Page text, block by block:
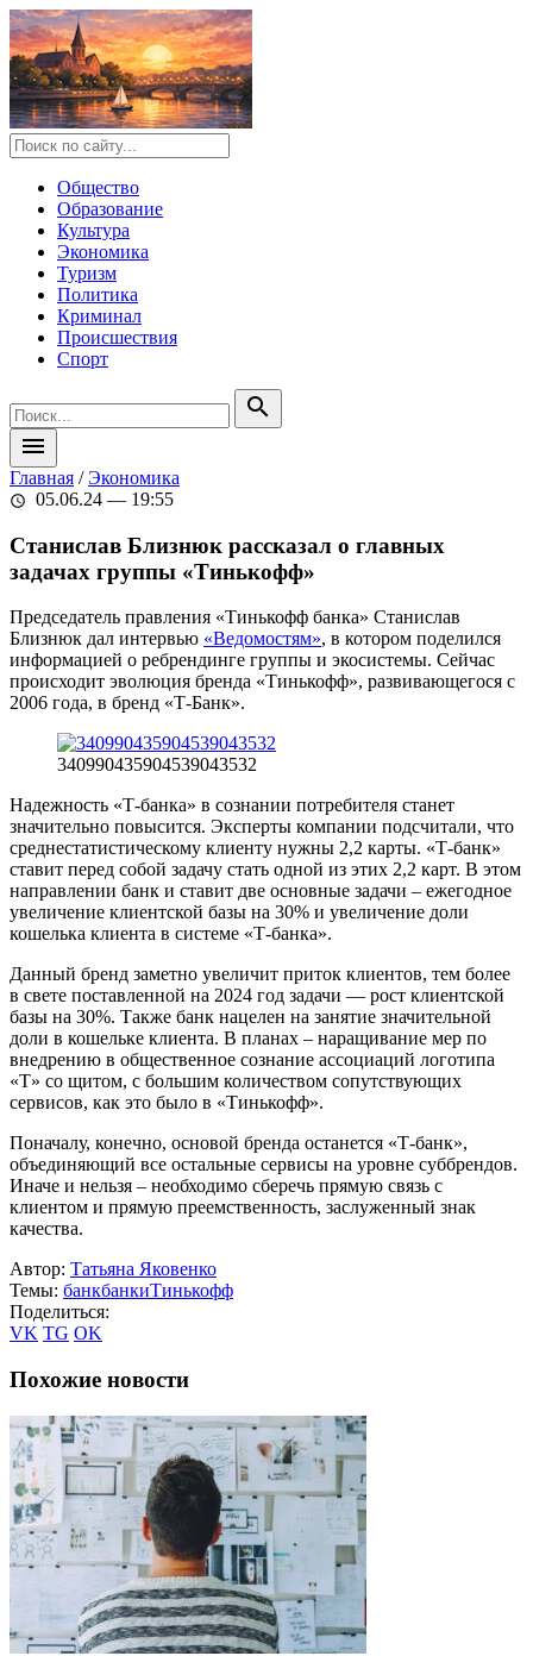
Общество
Образование
Культура
Экономика
Туризм
Политика
Криминал
Происшествия
Спорт
search
menu
Главная /Экономика
schedule 05.06.24 — 19:55
Станислав Близнюк рассказал о главных
задачах группы «Тинькофф»
Председатель правления «Тинькофф банка» Станислав
Близнюк дал интервью «Ведомостям», в котором поделился
информацией о ребрендинге группы и экосистемы. Сейчас
происходит эволюция бренда «Тинькофф», развивающегося с
2006 года, в бренд «Т-Банк».
340990435904539043532
Надежность «Т-банка» в сознании потребителя станет
значительно повысится. Эксперты компании подсчитали, что
среднестатистическому клиенту нужны 2,2 карты. «Т-банк»
ставит перед собой задачу стать одной из этих 2,2 карт. В этом
направлении банк и ставит две основные задачи – ежегодное
увеличение клиентской базы на 30% и увеличение доли
кошелька клиента в системе «Т-банка».
Данный бренд заметно увеличит приток клиентов, тем более
в свете поставленной на 2024 год задачи — рост клиентской
базы на 30%. Также банк нацелен на занятие значительной
доли в кошельке клиента. В планах – наращивание мер по
внедрению в общественное сознание ассоциаций логотипа
«Т» со щитом, с большим количеством сопутствующих
сервисов, как это было в «Тинькофф».
Поначалу, конечно, основой бренда останется «Т-банк»,
объединяющий все остальные сервисы на уровне суббрендов.
Иначе и нельзя – необходимо сберечь прямую связь с
клиентом и прямую преемственность, заслуженный знак
качества.
Автор: Татьяна Яковенко
Темы: банкбанкиТинькофф
Поделиться:
VK TG OK
Похожие новости